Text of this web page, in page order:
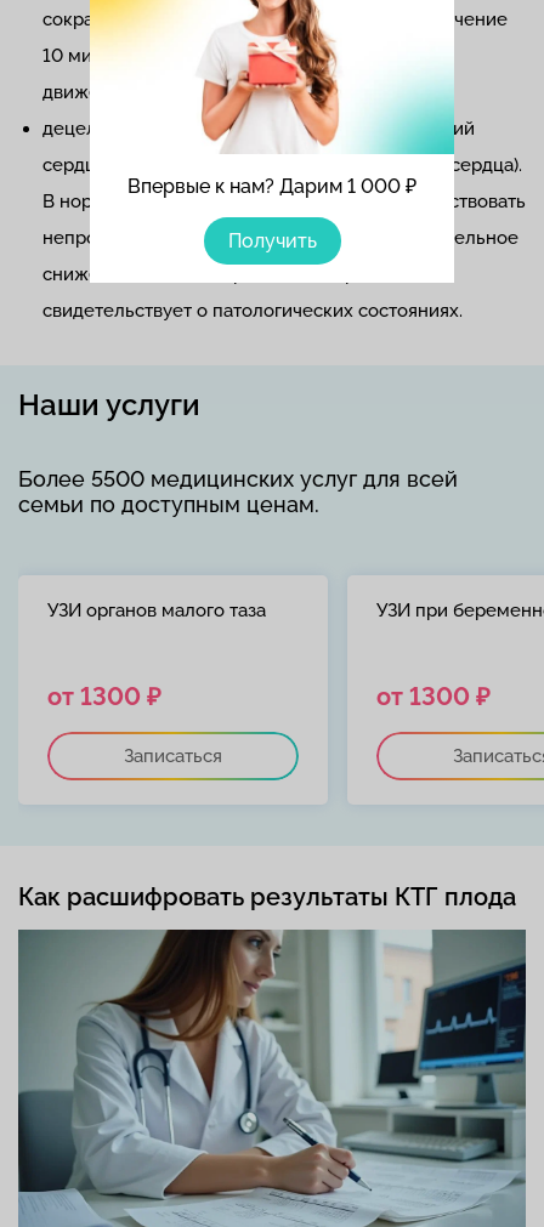
Впервые к нам? Дарим 1 000 ₽
Получить
сокращений. Они должны присутствовать в течение
10 минут, от двух и более раз, как реакция на
движение плода;
децелерации. Уменьшение частоты сокращений
сердца в течение 15 секунд (или на 15 ударов сердца).
В норме их не должно быть вовсе или присутствовать
непродолжительно и быть неглубокими. Длительное
снижение частоты сердечных сокращений
свидетельствует о патологических состояниях.
Наши услуги
Более 5500 медицинских услуг для всей
семьи по доступным ценам.
УЗИ органов малого таза
от 1300 ₽
Записаться
УЗИ при
от 1300 ₽
Как расшифровать результаты КТГ плода